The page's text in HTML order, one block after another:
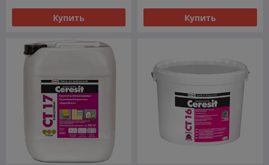
Купить Купить